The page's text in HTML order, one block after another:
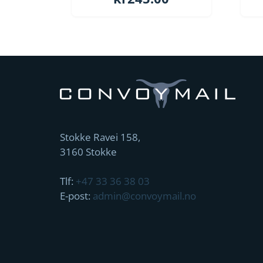
Stokke Ravei 158,
3160 Stokke
Tlf: +47 33 36 38 03
E-post: admin@convoymail.no